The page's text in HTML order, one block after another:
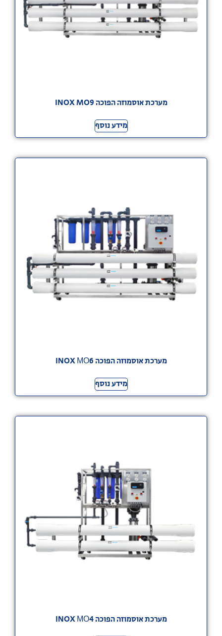
מערכת אוסמוזה הפוכה INOX MO9
מידע נוסף
מערכת אוסמוזה הפוכה INOX МО6
מידע נוסף
מערכת אוסמוזה הפוכה INOX МО4